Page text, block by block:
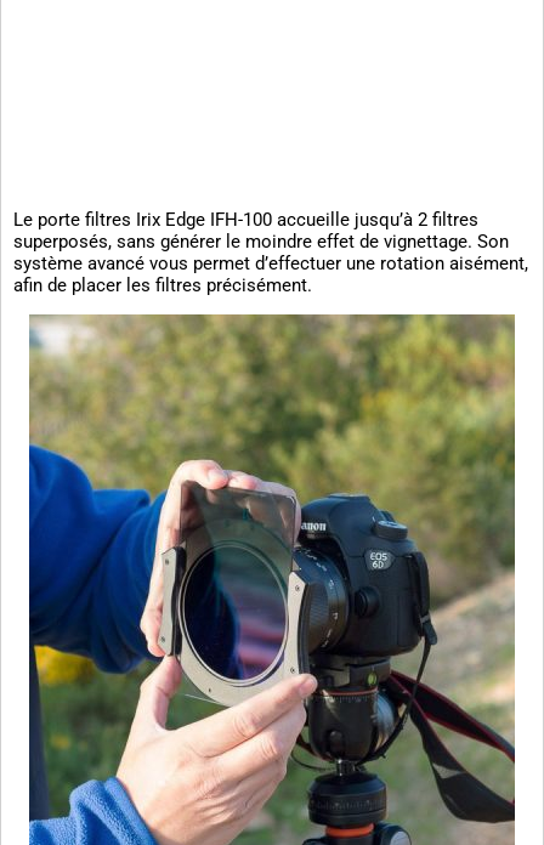
Le porte filtres Irix Edge IFH-100 accueille jusqu’à 2 filtres
superposés, sans générer le moindre effet de vignettage. Son
système avancé vous permet d’effectuer une rotation aisément,
afin de placer les filtres précisément.